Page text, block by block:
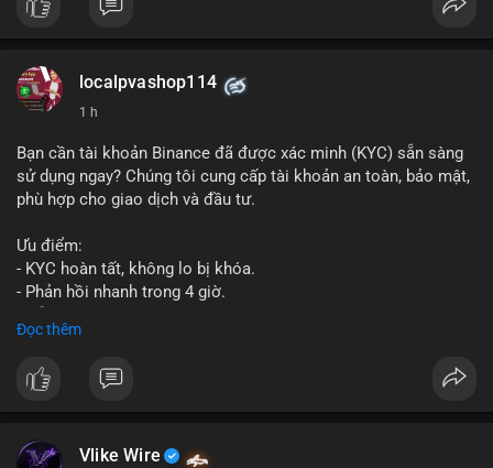
📧 Email: localpvashop@gmail.com
của bạn!
localpvashop114
1 h
Bạn cần tài khoản Binance đã được xác minh (KYC) sẵn sàng
sử dụng ngay? Chúng tôi cung cấp tài khoản an toàn, bảo mật,
phù hợp cho giao dịch và đầu tư.
Ưu điểm:
- KYC hoàn tất, không lo bị khóa.
- Phản hồi nhanh trong 4 giờ.
📞 WhatsApp: +1 660 215-8938
✈️ Telegram: @localpvashop
Đọc thêm
Vlike Wire